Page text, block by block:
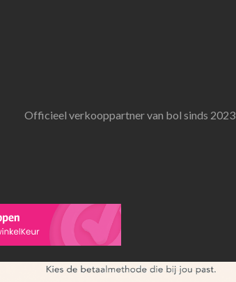
Officieel verkooppartner van bol sinds 2023